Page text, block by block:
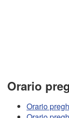
Orario
Orario